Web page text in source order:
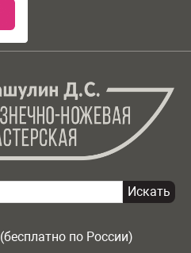
(бесплатно по России)